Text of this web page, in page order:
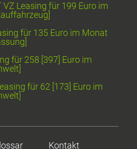
VZ Leasing für 199 Euro im
für 135 Euro im Monat
für 258 [397] Euro im
für 62 [173] Euro im
Kontakt